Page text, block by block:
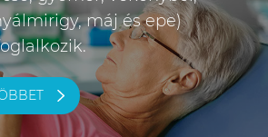
máj és epe)